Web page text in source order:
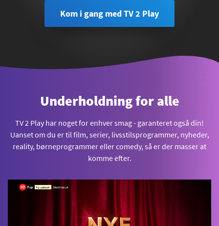
Kom i gang med TV 2 Play
Underholdning for alle
TV 2 Play har noget for enhver smag - garanteret også din!
Uanset om du er til film, serier, livsstilsprogrammer, nyheder,
reality, børneprogrammer eller comedy, så er der masser at
komme efter.